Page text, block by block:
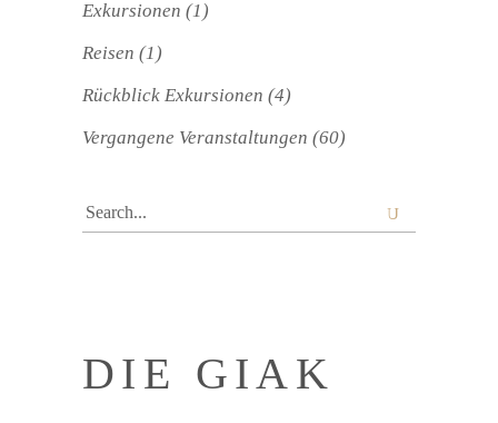
Exkursionen (1)
Reisen (1)
Rückblick Exkursionen (4)
Vergangene Veranstaltungen (60)
Search
for:
DIE GIAK